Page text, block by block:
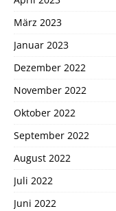
März 2023
Januar 2023
Dezember 2022
November 2022
Oktober 2022
September 2022
August 2022
Juli 2022
Juni 2022